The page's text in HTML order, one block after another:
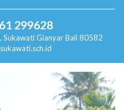
299628
SukawatiGianyar Bali 80582